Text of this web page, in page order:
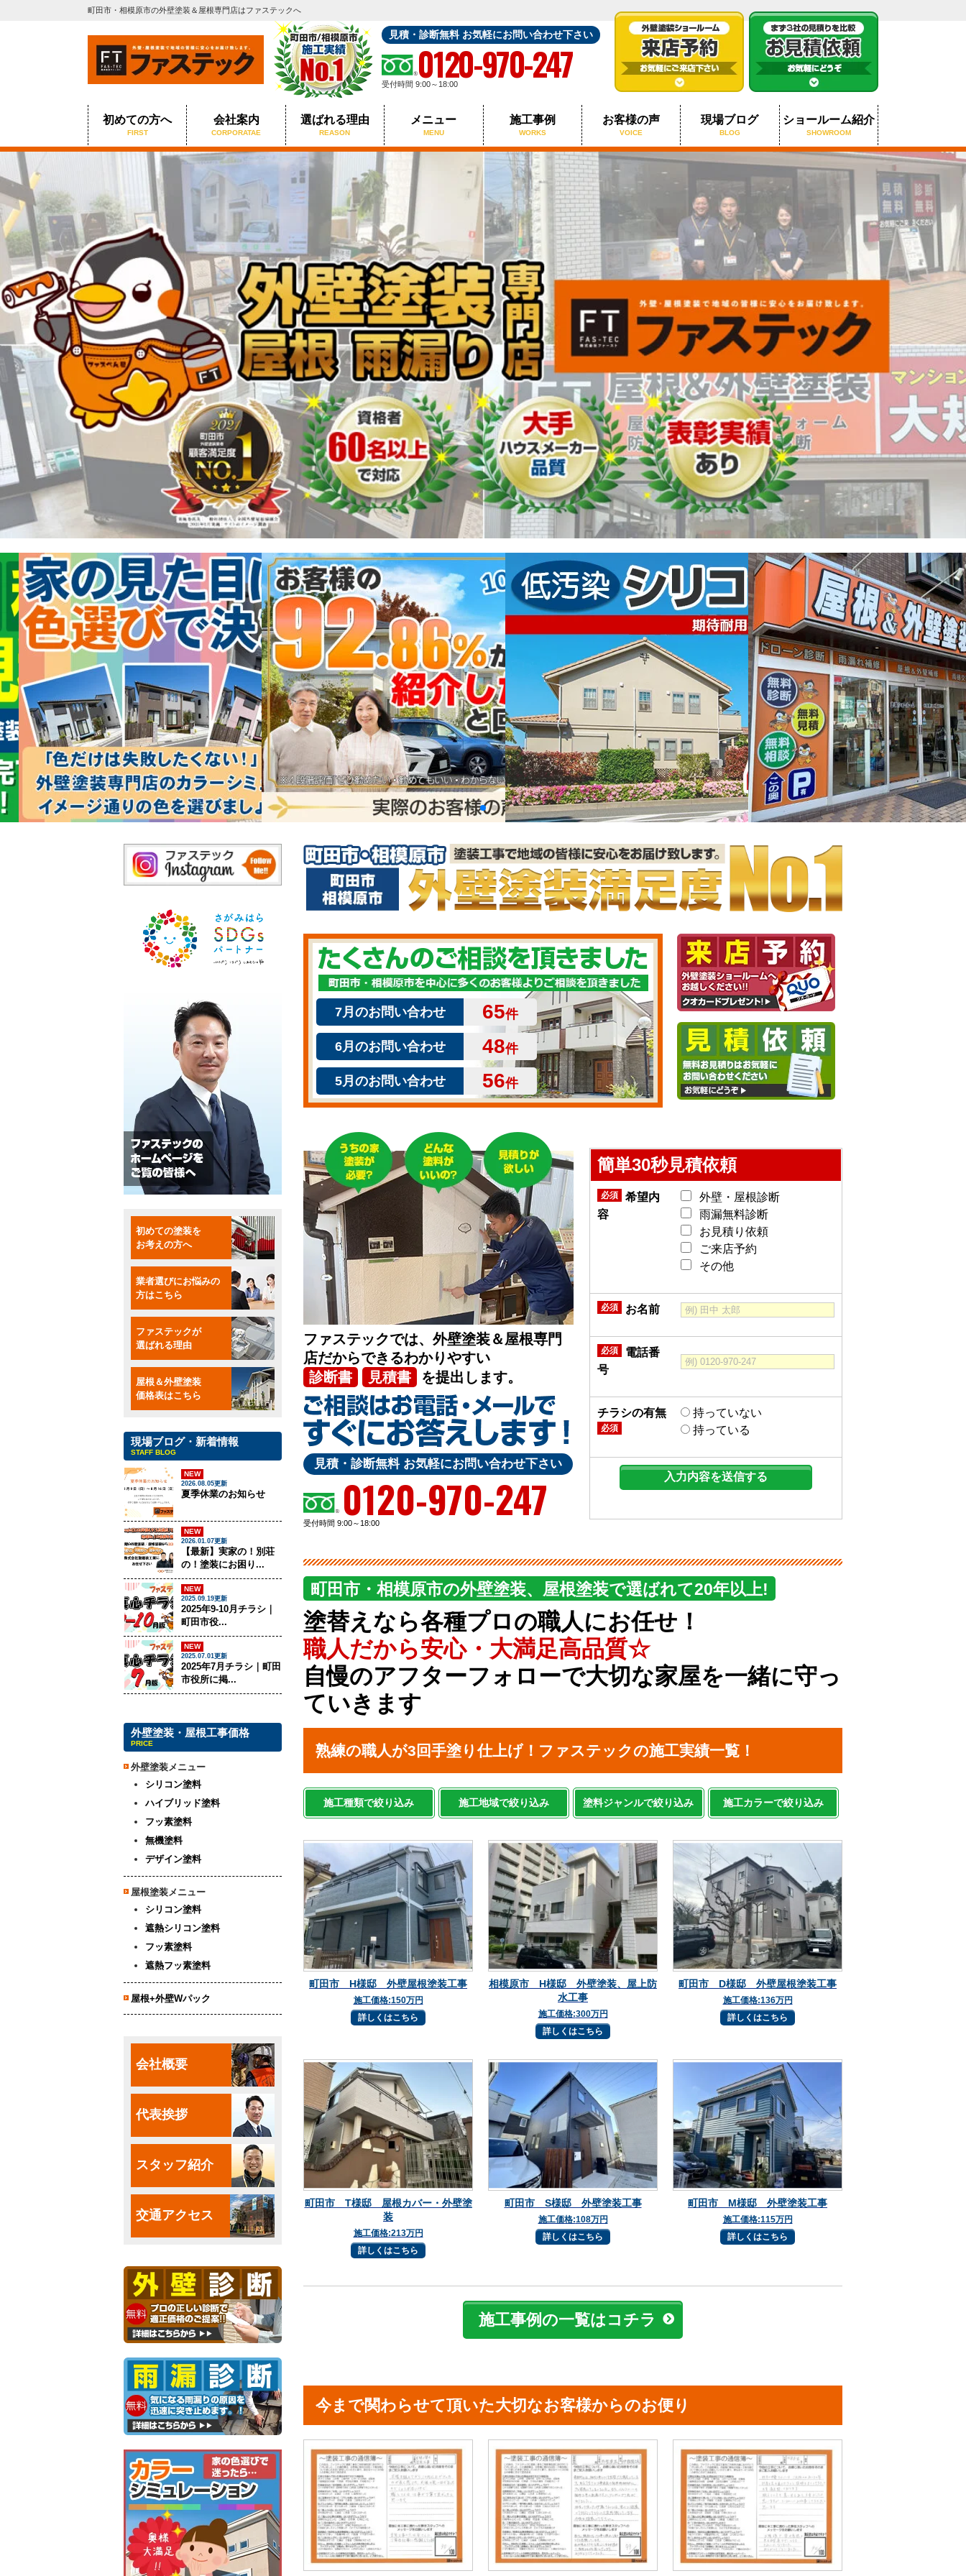
町田市・相模原市の外壁塗装＆屋根専門店はファステックへ
見積・診断無料 お気軽にお問い合わせ下さい
0120-970-247
受付時間 9:00～18:00
初めての方へ
FIRST
会社案内
CORPORATAE
選ばれる理由
REASON
メニュー
MENU
施工事例
WORKS
お客様の声
VOICE
現場ブログ
BLOG
ショールーム紹介
SHOWROOM
7月のお問い合わせ 65件
6月のお問い合わせ 48件
5月のお問い合わせ 56件
ファステックでは、外壁塗装＆屋根専門
店だからできるわかりやすい
診断書
見積書 を提出します。
見積・診断無料 お気軽にお問い合わせ下さい
0120-970-247
受付時間 9:00～18:00
簡単30秒見積依頼
必須
希望内
容
外壁・屋根診断
雨漏無料診断
お見積り依頼
ご来店予約
その他
必須 お名前
必須
電話番
号
チラシの有無
必須
持っていない
持っている
町田市・相模原市の外壁塗装、屋根塗装で選ばれて20年以上!
塗替えなら各種プロの職人にお任せ！
職人だから安心・大満足高品質☆
自慢のアフターフォローで大切な家屋を一緒に守っ
ていきます
熟練の職人が3回手塗り仕上げ！ファステックの施工実績一覧！
施工種類で絞り込み 施工地域で絞り込み 塗料ジャンルで絞り込み 施工カラーで絞り込み
町田市 H様邸 外壁屋根塗装工事
施工価格:150万円
詳しくはこちら
相模原市 H様邸 外壁塗装、屋上防
水工事
施工価格:300万円
詳しくはこちら
町田市 D様邸 外壁屋根塗装工事
施工価格:136万円
詳しくはこちら
町田市 T様邸 屋根カバー・外壁塗
装
施工価格:213万円
詳しくはこちら
町田市 S様邸 外壁塗装工事
施工価格:108万円
詳しくはこちら
町田市 M様邸 外壁塗装工事
施工価格:115万円
詳しくはこちら
施工事例の一覧はコチラ
今まで関わらせて頂いた大切なお客様からのお便り
初めての塗装を
お考えの方へ
業者選びにお悩みの
方はこちら
ファステックが
選ばれる理由
屋根＆外壁塗装
価格表はこちら
現場ブログ・新着情報
STAFF BLOG
NEW
2026.08.05更新
夏季休業のお知らせ
NEW
2026.01.07更新
【最新】実家の！別荘
の！塗装にお困り...
NEW
2025.09.19更新
2025年9-10月チラシ｜
町田市役...
NEW
2025.07.01更新
2025年7月チラシ｜町田
市役所に掲...
外壁塗装・屋根工事価格
PRICE
外壁塗装メニュー
シリコン塗料
ハイブリッド塗料
フッ素塗料
無機塗料
デザイン塗料
屋根塗装メニュー
シリコン塗料
遮熱シリコン塗料
フッ素塗料
遮熱フッ素塗料
屋根+外壁Wパック
会社概要
代表挨拶
スタッフ紹介
交通アクセス